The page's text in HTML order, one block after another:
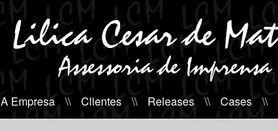
A Empresa \\ Clientes \\ Releases \\ Cases \\